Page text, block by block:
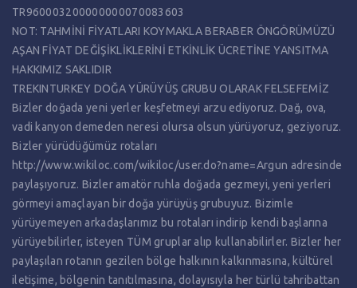
TR960003200000000070083603
NOT: TAHMİNİ FİYATLARI KOYMAKLA BERABER ÖNGÖRÜMÜZÜ
AŞAN FİYAT DEĞİŞİKLİKLERİNİ ETKİNLİK ÜCRETİNE YANSITMA
HAKKIMIZ SAKLIDIR
TREKINTURKEY DOĞA YÜRÜYÜŞ GRUBU OLARAK FELSEFEMİZ
Bizler doğada yeni yerler keşfetmeyi arzu ediyoruz. Dağ, ova,
vadi kanyon demeden neresi olursa olsun yürüyoruz, geziyoruz.
Bizler yürüdüğümüz rotaları
http://www.wikiloc.com/wikiloc/user.do?name=Argun adresinde
paylaşıyoruz. Bizler amatör ruhla doğada gezmeyi, yeni yerleri
görmeyi amaçlayan bir doğa yürüyüş grubuyuz. Bizimle
yürüyemeyen arkadaşlarımız bu rotaları indirip kendi başlarına
yürüyebilirler, isteyen TÜM gruplar alıp kullanabilirler. Bizler her
paylaşılan rotanın gezilen bölge halkının kalkınmasına, kültürel
iletişime, bölgenin tanıtılmasına, dolayısıyla her türlü tahribattan